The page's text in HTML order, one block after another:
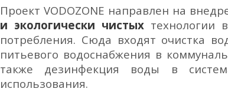
Проект VODOZONE направлен на
и экологически чистыхтехнологии
потребления. Сюда входят очистка
питьевого водоснабжения в
также дезинфекция воды в
использования.